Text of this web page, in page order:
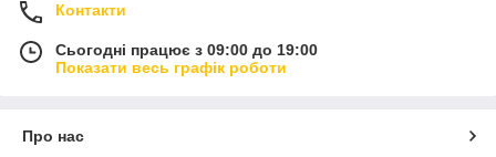
Контакти
Сьогодні працює з 09:00 до 19:00
Показати весь графік роботи
Про нас